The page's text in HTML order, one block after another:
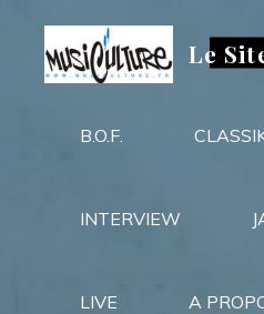
contenu
Le
B.O.F.
INTERVIEW
LIVE A